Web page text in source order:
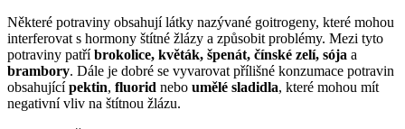
Některé potraviny obsahují látky nazývané goitrogeny, které mohou
interferovat s hormony štítné žlázy a způsobit problémy. Mezi tyto
potraviny patříbrokolice, květák, špenát, čínské zelí, sója a
brambory. Dále je dobré se vyvarovat přílišné konzumace potravin
obsahujícípektin, fluorid nebo umělé sladidla, které mohou mít
negativní vliv na štítnou žlázu.